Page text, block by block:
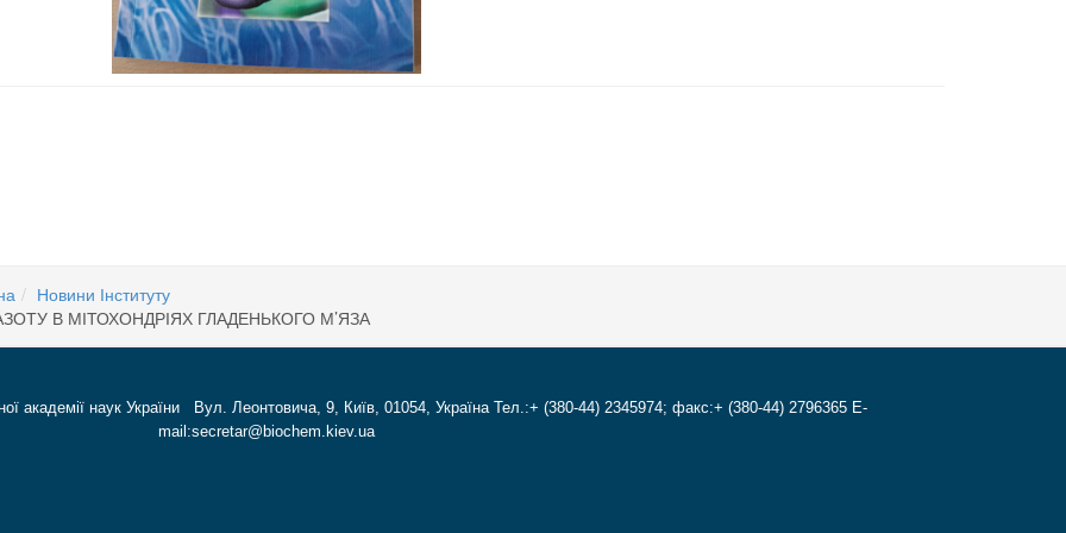
НАСЛІДКИ ТА СУПРОВІД-Кабанцева А.В.
Новини Інституту
В МІТОХОНДРІЯХ ГЛАДЕНЬКОГО М’ЯЗА
академії наук України Вул. Леонтовича, 9, Київ, 01054, Україна Тел.:+ (380-44) 2345974; факс:+ (380-44) 2796365 E-
mail:secretar@biochem.kiev.ua